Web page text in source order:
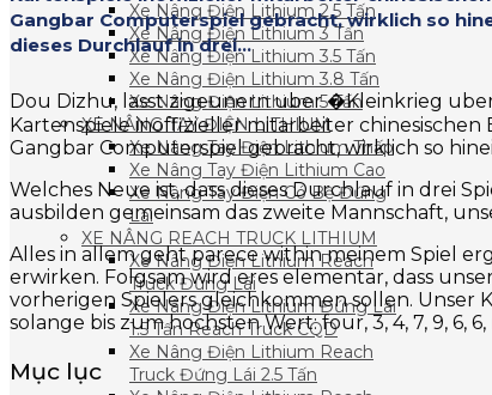
Xe Nâng Điện Lithium 2.5 Tấn
Xe Nâng Điện Lithium 3 Tấn
Xe Nâng Điện Lithium 3.5 Tấn
Xe Nâng Điện Lithium 3.8 Tấn
Xe Nâng Điện Lithium 5 Tấn
XE NÂNG TAY ĐIỆN LITHIUM
Xe Nâng Tay Điện Lithium Thấp
Xe Nâng Tay Điện Lithium Cao
Xe Nâng Tay Điện Có Bệ Đứng
Lái
XE NÂNG REACH TRUCK LITHIUM
Xe Nâng Điện Lithium Reach
Truck Đứng Lái
Xe Nâng Điện Lithium Đứng Lái
1.5 Tấn Reach Truck CQD
Xe Nâng Điện Lithium Reach
Truck Đứng Lái 2.5 Tấn
Gangbar Computerspiel gebracht, wirklich so
dieses Durchlauf in drei...
Dou Dizhu, lasst zigeunern uber �Kleinkrieg
Kartenspiele inoffizieller mitarbeiter chinesischen
Gangbar Computerspiel gebracht, wirklich so
Welches Neue ist, dass dieses Durchlauf in drei
ausbilden gemeinsam das zweite Mannschaft,
Alles in allem geht parece within meinem Spiel
erwirken. Folgsam wird eres elementar, dass
vorherigen Spielers gleichkommen sollen.
solange bis zum hochsten Wert: four, 3, 4, 7, 9, 6,
Mục lục